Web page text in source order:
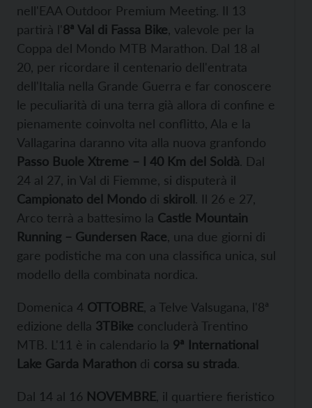
nell'EAA Outdoor Premium Meeting. Il 13
partirà l'8ª Val di Fassa Bike , valevole per la
Coppa del Mondo MTB Marathon. Dal 18 al
20, per ricordare il centenario dell'entrata
dell'Italia nella Grande Guerra e far conoscere
le peculiarità di una terra già allora di confine e
pienamente coinvolta nel conflitto, Ala e la
Vallagarina daranno vita alla nuova granfondo
Passo Buole Xtreme – I 40 Km del Soldà. Dal
24 al 27, in Val di Fiemme, si disputerà il
Campionato del Mondo di skiroll. Il 26 e 27,
Arco terrà a battesimo la Castle Mountain
Running – Gundersen Race , una due giorni di
gare podistiche ma con una classifica unica, sul
modello della combinata nordica.
Domenica 4 OTTOBRE , a Telve Valsugana, l'8ª
edizione della 3TBike concluderà Trentino
MTB. L'11 è in calendario la 9ª International
Lake Garda Marathon di corsa su strada.
Dal 14 al 16 NOVEMBRE , il quartiere fieristico